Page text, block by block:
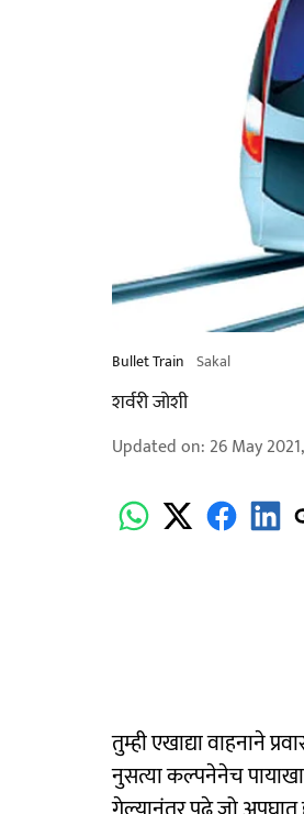
Bullet Train Sakal
शर्वरी जोशी
Updated on: 26 May
तुम्ही एखाद्या वाहनाने
नुसत्या कल्पनेनेच